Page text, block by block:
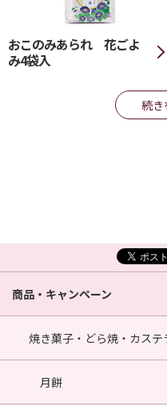
おこのみあられ 花ごよ
み4袋入
続き
商品・キャンペーン
焼き菓子・どら焼・カステ
月餅